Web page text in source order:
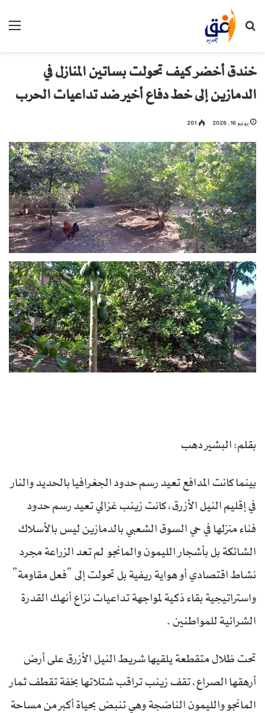
بحث عن
خندق أخضر كيف تحولت بساتين المنازل في
الدمازين إلى خط دفاع أخير ضد تداعيات الحرب
يونيو 16, 2026 201
بقلم: البشير دهب
بينما كانت المدافع تعيد رسم حدود الجغرافيا بالحديد والنار
في إقليم النيل الأزرق، كانت زينب غزالي تعيد رسم حدود
فناء منزلها في حي السوق الشعبي بالدمازين ليس بالأسلاك
الشائكة بل بأشجار الليمون والمانجو لم تعد الزراعة مجرد
نشاط اقتصادي أو هواية ريفية بل تحولت إلى “فعل مقاومة”
واستراتيجية بقاء ذكية لمواجهة تداعيات نزاع أنهك القدرة
الشرائية للمواطنين .
تحت ظلال متقطعة يلقيها شريط النيل الأزرق على أرض
أرهقها الصراع، تقف زينب تراقب شتلاتها بخفة تقطف ثمار
المانجو والليمون الناضجة وهي تنبض بحياة أكبر من مساحة